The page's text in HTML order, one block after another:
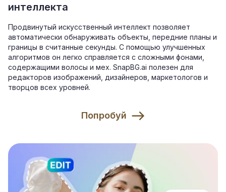
интеллекта
Продвинутый искусственный интеллект позволяет
автоматически обнаруживать объекты, передние планы и
границы в считанные секунды. С помощью улучшенных
алгоритмов он легко справляется с сложными фонами,
содержащими волосы и мех. SnapBG.ai полезен для
редакторов изображений, дизайнеров, маркетологов и
творцов всех уровней.
Попробуй